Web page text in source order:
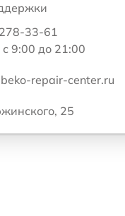
33-61
9:00 до 21:00
repair-center.ru
25